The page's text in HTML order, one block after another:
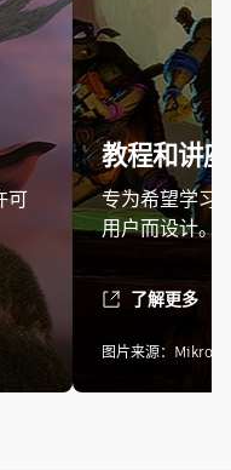
可
教程和讲座
专为希望学习
用户而设计。
了解更多
图片来源：Mikros